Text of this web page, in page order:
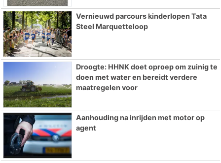
Vernieuwd parcours kinderlopen Tata
Steel Marquetteloop
Droogte: HHNK doet oproep om zuinig te
doen met water en bereidt verdere
maatregelen voor
Aanhouding na inrijden met motor op
agent